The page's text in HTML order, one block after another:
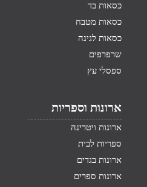
כסאות בד
כסאות מטבח
כסאות לגינה
שרפרפים
ספסלי עץ
ארונות וספריות
ארונות ויטרינה
ספריות לבית
ארונות בגדים
ארונות ספרים